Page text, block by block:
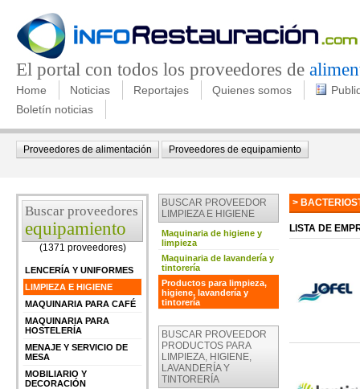
El portal con todos los proveedores de
Home Noticias Reportajes Quienes somos
Boletín noticias
Proveedores de alimentación Proveedores de equipamiento
Buscar proveedores
equipamiento
(1371 proveedores)
LENCERÍA Y UNIFORMES
LIMPIEZA E HIGIENE
MAQUINARIA PARA CAFÉ
MAQUINARIA PARA
HOSTELERÍA
MENAJE Y SERVICIO DE
MESA
MOBILIARIO Y
DECORACIÓN
BUSCAR PROVEEDOR
LIMPIEZA E HIGIENE
Maquinaria de higiene y
limpieza
Maquinaria de lavandería y
tintorería
Productos para limpieza,
higiene, lavandería y
tintorería
BUSCAR PROVEEDOR
PRODUCTOS PARA
LIMPIEZA, HIGIENE,
LAVANDERÍA Y
TINTORERÍA
>
LISTA DE